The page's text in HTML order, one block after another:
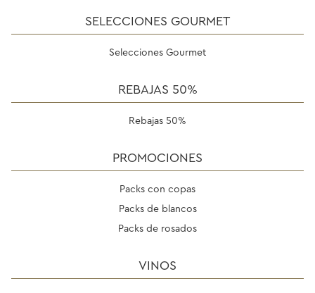
SELECCIONES GOURMET
Selecciones Gourmet
REBAJAS 50%
Rebajas 50%
PROMOCIONES
Packs con copas
Packs de blancos
Packs de rosados
VINOS